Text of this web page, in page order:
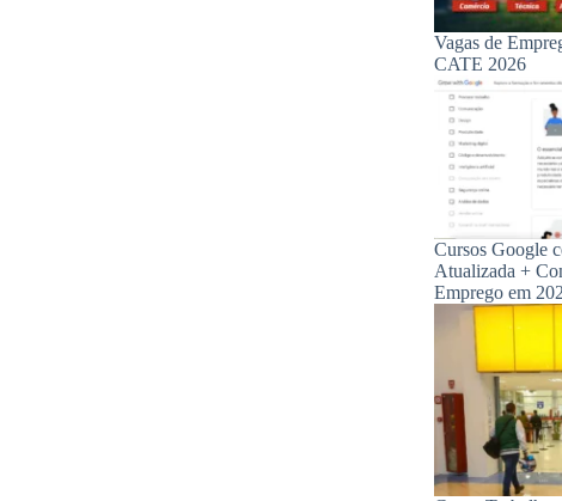
Vagas de
CATE 2026
Cursos Google
Atualizada +
Emprego em